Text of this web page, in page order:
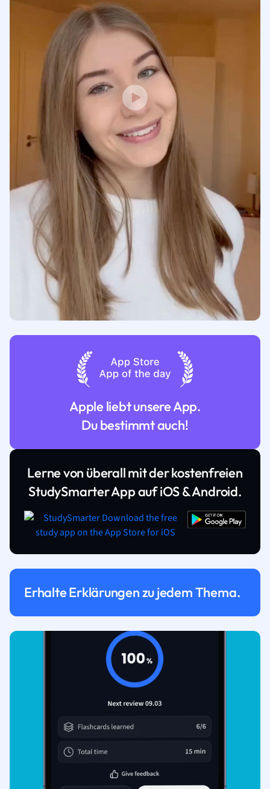
Apple liebt unsere App.
Du bestimmt auch!
Lerne von überall mit der kostenfreien
StudySmarter App auf iOS & Android.
Erhalte Erklärungen zu jedem Thema.